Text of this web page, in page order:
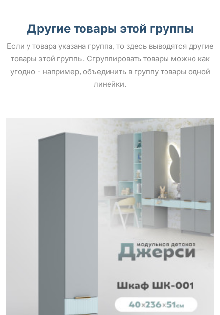
Другие товары этой группы
Если у товара указана группа, то здесь выводятся другие
товары этой группы. Сгруппировать товары можно как
угодно - например, объединить в группу товары одной
линейки.